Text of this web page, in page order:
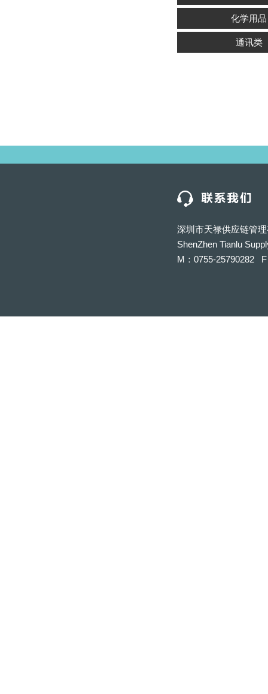
化学用品
通讯类
深圳市天禄供应链管
ShenZhen Tianlu
M：0755-25790282 F